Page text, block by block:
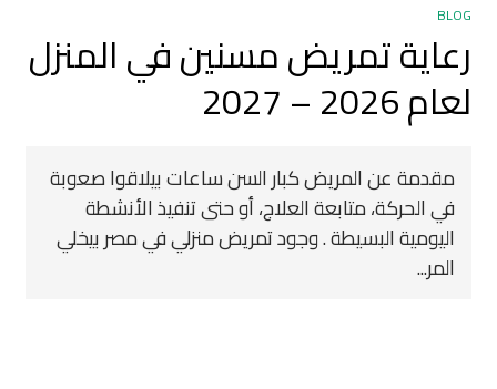
BLOG
رعاية تمريض مسنين في المنزل
لعام 2026 – 2027
مقدمة عن المريض كبار السن ساعات بيلاقوا صعوبة
في الحركة، متابعة العلاج، أو حتى تنفيذ الأنشطة
اليومية البسيطة . وجود تمريض منزلي في مصر بيخلي
المر...